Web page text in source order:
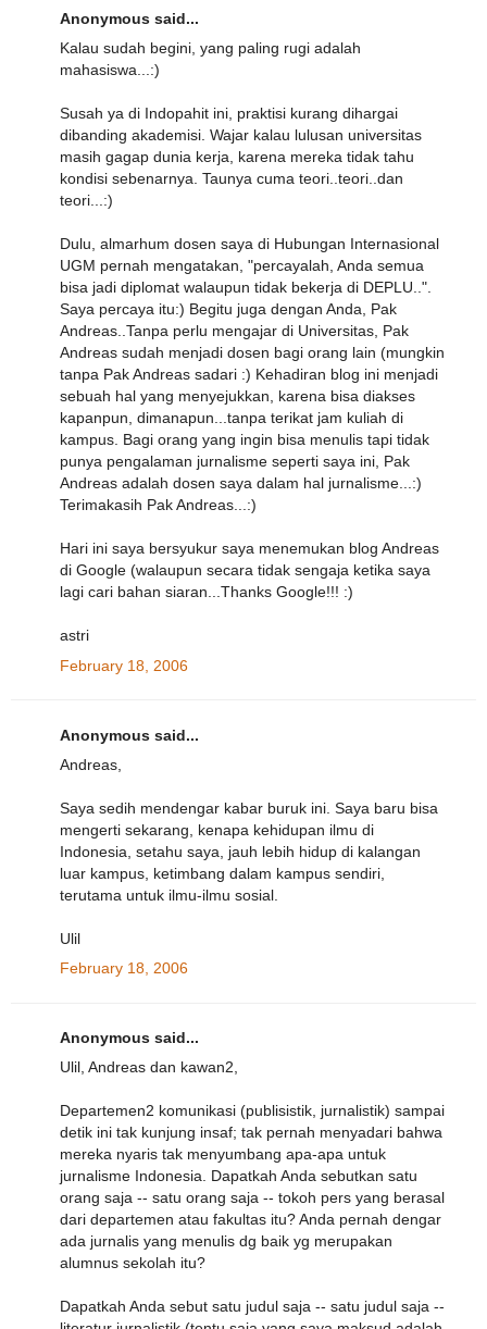
Anonymous said...
Kalau sudah begini, yang paling rugi adalah
mahasiswa...:)
Susah ya di Indopahit ini, praktisi kurang dihargai
dibanding akademisi. Wajar kalau lulusan universitas
masih gagap dunia kerja, karena mereka tidak tahu
kondisi sebenarnya. Taunya cuma teori..teori..dan
teori...:)
Dulu, almarhum dosen saya di Hubungan Internasional
UGM pernah mengatakan, "percayalah, Anda semua
bisa jadi diplomat walaupun tidak bekerja di DEPLU..".
Saya percaya itu:) Begitu juga dengan Anda, Pak
Andreas..Tanpa perlu mengajar di Universitas, Pak
Andreas sudah menjadi dosen bagi orang lain (mungkin
tanpa Pak Andreas sadari :) Kehadiran blog ini menjadi
sebuah hal yang menyejukkan, karena bisa diakses
kapanpun, dimanapun...tanpa terikat jam kuliah di
kampus. Bagi orang yang ingin bisa menulis tapi tidak
punya pengalaman jurnalisme seperti saya ini, Pak
Andreas adalah dosen saya dalam hal jurnalisme...:)
Terimakasih Pak Andreas...:)
Hari ini saya bersyukur saya menemukan blog Andreas
di Google (walaupun secara tidak sengaja ketika saya
lagi cari bahan siaran...Thanks Google!!! :)
astri
February 18, 2006
Anonymous said...
Andreas,
Saya sedih mendengar kabar buruk ini. Saya baru bisa
mengerti sekarang, kenapa kehidupan ilmu di
Indonesia, setahu saya, jauh lebih hidup di kalangan
luar kampus, ketimbang dalam kampus sendiri,
terutama untuk ilmu-ilmu sosial.
Ulil
February 18, 2006
Anonymous said...
Ulil, Andreas dan kawan2,
Departemen2 komunikasi (publisistik, jurnalistik) sampai
detik ini tak kunjung insaf; tak pernah menyadari bahwa
mereka nyaris tak menyumbang apa-apa untuk
jurnalisme Indonesia. Dapatkah Anda sebutkan satu
orang saja -- satu orang saja -- tokoh pers yang berasal
dari departemen atau fakultas itu? Anda pernah dengar
ada jurnalis yang menulis dg baik yg merupakan
alumnus sekolah itu?
Dapatkah Anda sebut satu judul saja -- satu judul saja --